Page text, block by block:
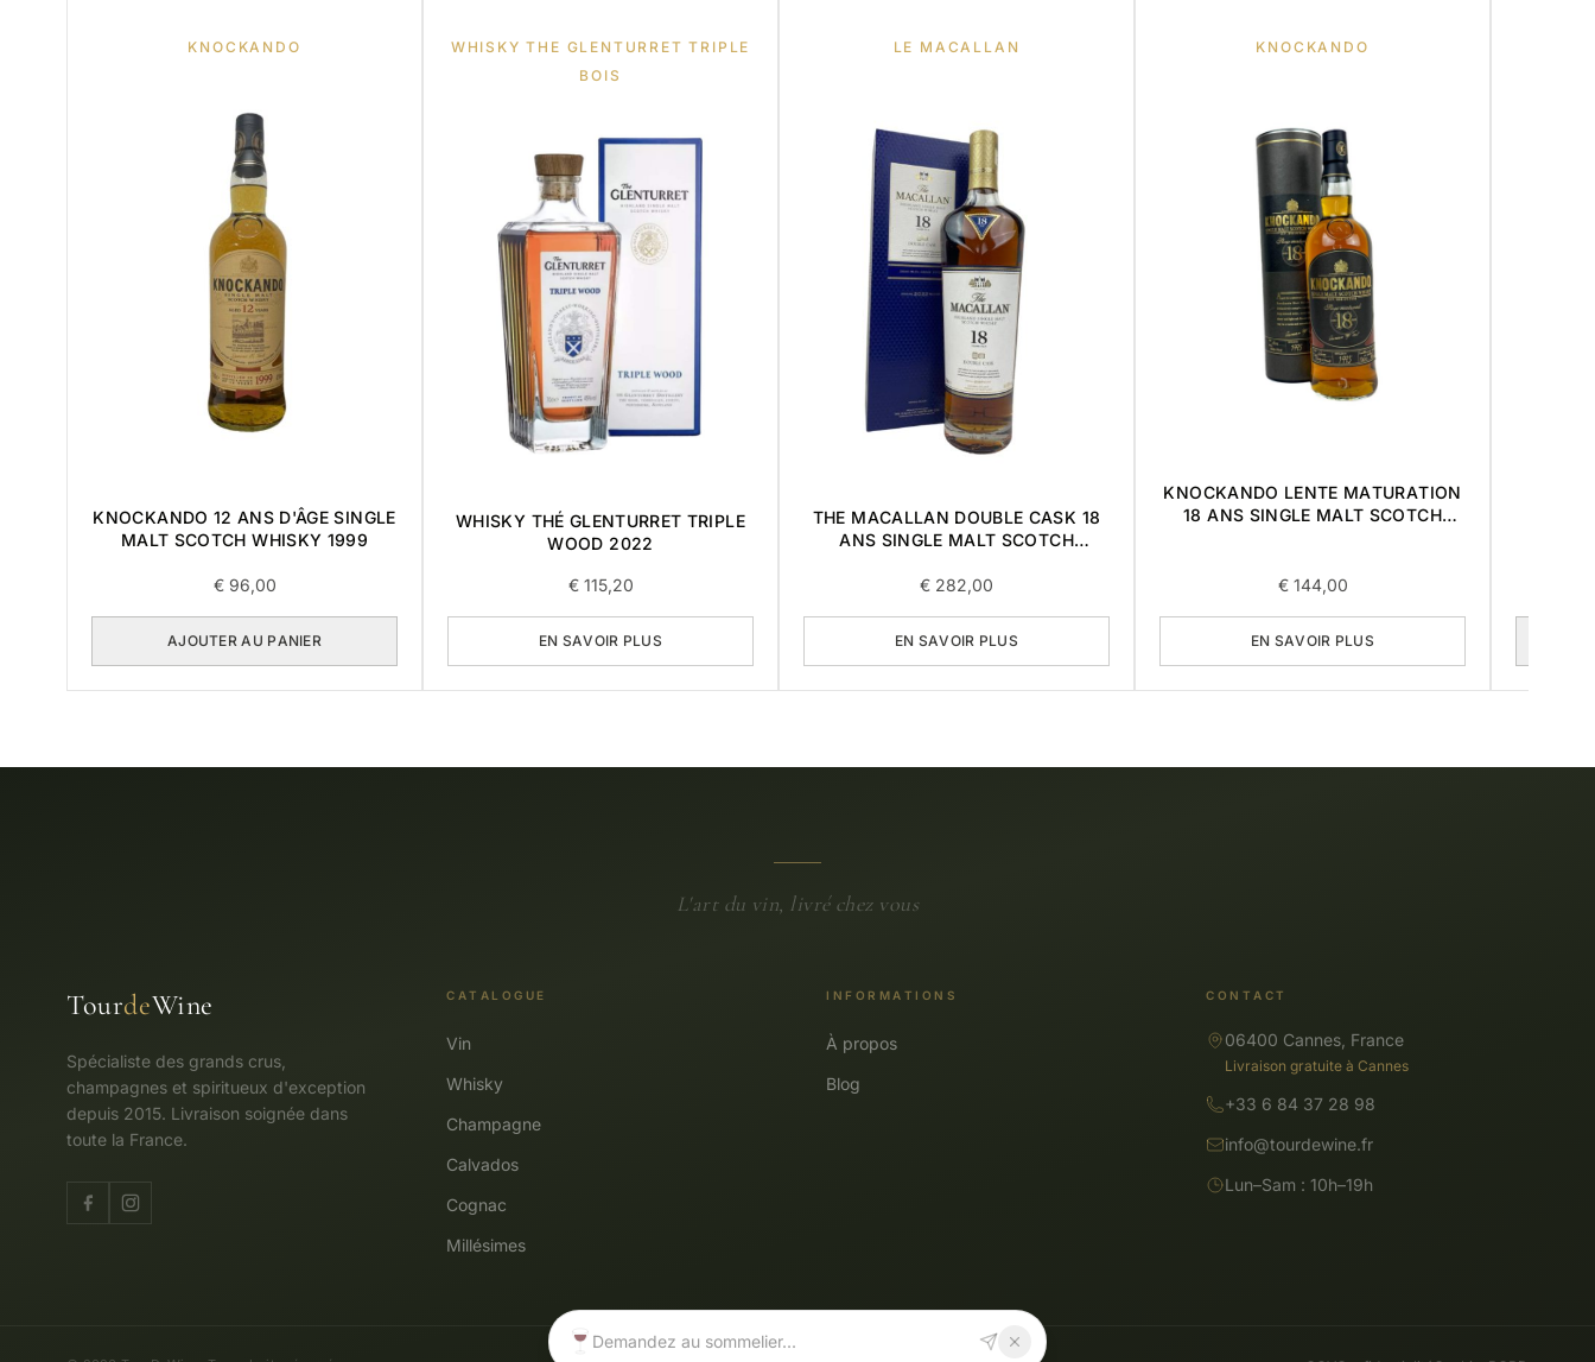
KNOCKANDO
KNOCKANDO 12 ANS D'ÂGE SINGLE
MALT SCOTCH WHISKY 1999
€96,00
AJOUTER AU PANIER
WHISKY THE GLENTURRET TRIPLE
BOIS
WHISKY THÉ GLENTURRET TRIPLE
WOOD 2022
€115,20
EN SAVOIR PLUS
LE MACALLAN
THE MACALLAN DOUBLE CASK 18
ANS SINGLE MALT SCOTCH
€ 282,00
EN SAVOIR PLUS
KNOCKANDO
KNOCKANDO LENTE MATURATION
18 ANS SINGLE MALT SCOTCH
€144,00
EN SAVOIR PLUS
L'art du vin, livré chez vous
TourdeWine
Spécialiste des grands crus,
champagnes et spiritueux d'exception
depuis 2015. Livraison soignée dans
toute la France.
CATALOGUE
Vin
Whisky
Champagne
Calvados
Cognac
Millésimes
INFORMATIONS
À propos
Blog
CONTACT
06400 Cannes, France
Livraison gratuite à Cannes
+33 6 84 37 28 98
info@tourdewine.fr
Lun–Sam : 10h–19h
Demandez au sommelier...